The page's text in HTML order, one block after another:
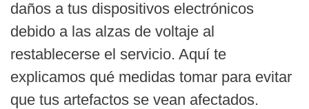
daños a tus dispositivos electrónicos
debido a las alzas de voltaje al
restablecerse el servicio. Aquí te
explicamos qué medidas tomar para evitar
que tus artefactos se vean afectados.